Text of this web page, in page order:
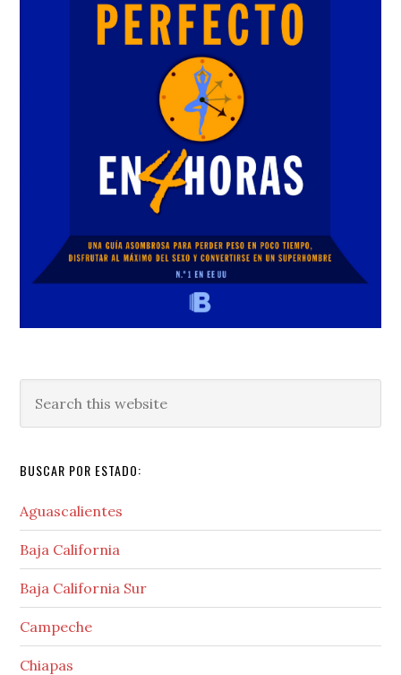
this
BUSCAR POR ESTADO:
Aguascalientes
Baja California
Baja California Sur
Campeche
Chiapas